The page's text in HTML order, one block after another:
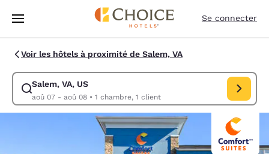
Sauter à Contenu Principal
Se connecter
Voir les hôtels à proximité de Salem, VA
Salem, VA, US
aoû 07 - aoû 08• 1 chambre, 1 client
Modifier la recherche pour Salem, VA, US. Date d’arrivée aoû 07,